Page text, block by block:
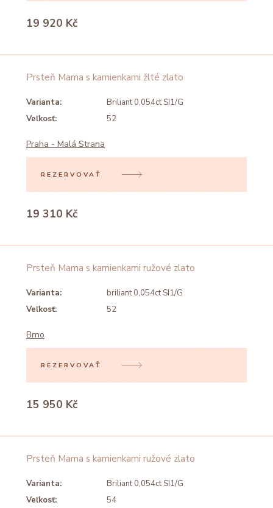
19 920 Kč
Prsteň Mama s kamienkami žlté zlato
Varianta:
Briliant 0,054ct SI1/G
Veľkosť:
52
Praha - Malá Strana
REZERVOVAŤ
19 310 Kč
Prsteň Mama s kamienkami ružové zlato
Varianta:
briliant 0,054ct SI1/G
Veľkosť:
52
Brno
REZERVOVAŤ
15 950 Kč
Prsteň Mama s kamienkami ružové zlato
Varianta:
Briliant 0,054ct SI1/G
Veľkosť:
54